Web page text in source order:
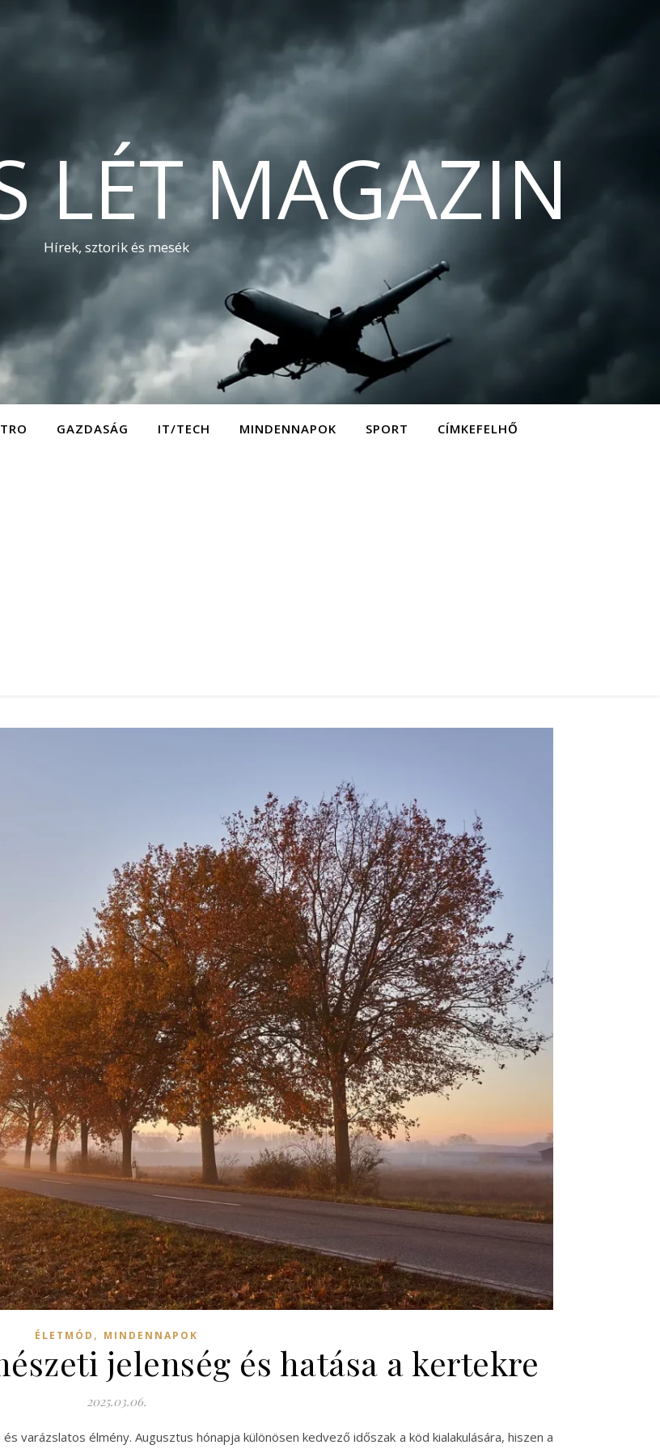
LÉT MAGAZIN
Hírek, sztorik és mesék
GAZDASÁG IT/TECH MINDENNAPOK SPORT CÍMKEFELHŐ
ÉLETMÓD , MINDENNAPOK
jelenség és hatása a kertekre
2025.03.06.
varázslatos élmény. Augusztus hónapja különösen kedvező időszak a köd kialakulására, hiszen a